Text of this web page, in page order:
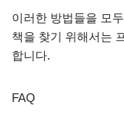
이러한 방법들을 모
책을 찾기 위해서는
합니다.
FAQ